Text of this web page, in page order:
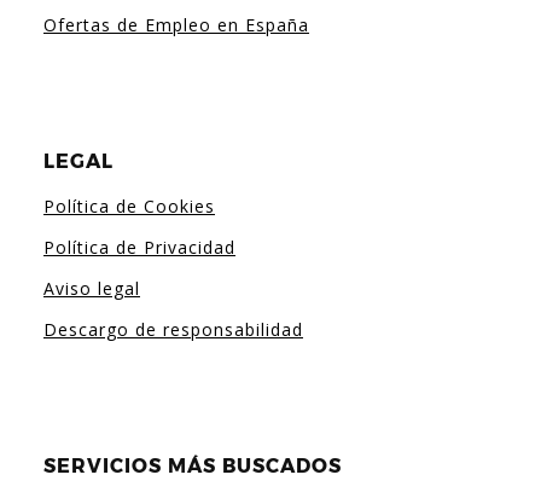
Ofertas de Empleo en España
LEGAL
Política de Cookies
Política de Privacidad
Aviso legal
Descargo de responsabilidad
SERVICIOS MÁS BUSCADOS